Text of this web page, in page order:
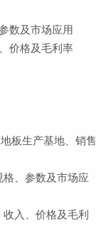
数及市场应用
价格及毛利率
板生产基地、销售
格、参数及市场应
入、价格及毛利